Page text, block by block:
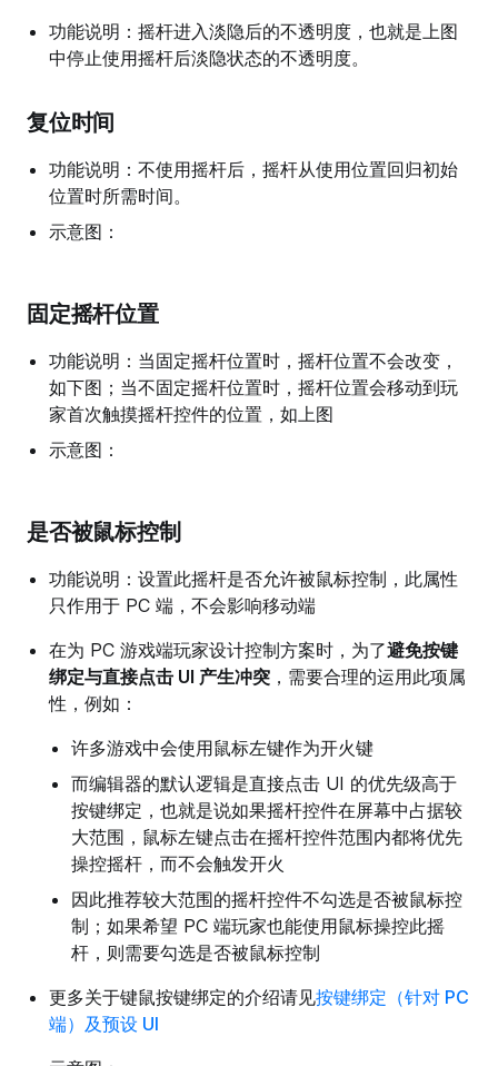
功能说明：摇杆进入淡隐后的不透明度，也就是上图
中停止使用摇杆后淡隐状态的不透明度。
复位时间
功能说明：不使用摇杆后，摇杆从使用位置回归初始
位置时所需时间。
示意图：
固定摇杆位置
功能说明：当固定摇杆位置时，摇杆位置不会改变，
如下图；当不固定摇杆位置时，摇杆位置会移动到玩
家首次触摸摇杆控件的位置，如上图
示意图：
是否被鼠标控制
功能说明：设置此摇杆是否允许被鼠标控制，此属性
只作用于 PC 端，不会影响移动端
在为 PC 游戏端玩家设计控制方案时，为了避免按键
绑定与直接点击 UI 产生冲突 ，需要合理的运用此项属
性，例如：
许多游戏中会使用鼠标左键作为开火键
而编辑器的默认逻辑是直接点击 UI 的优先级高于
按键绑定，也就是说如果摇杆控件在屏幕中占据较
大范围，鼠标左键点击在摇杆控件范围内都将优先
操控摇杆，而不会触发开火
因此推荐较大范围的摇杆控件不勾选是否被鼠标控
制；如果希望 PC 端玩家也能使用鼠标操控此摇
杆，则需要勾选是否被鼠标控制
更多关于键鼠按键绑定的介绍请见按键绑定（针对 PC
端）及预设 UI